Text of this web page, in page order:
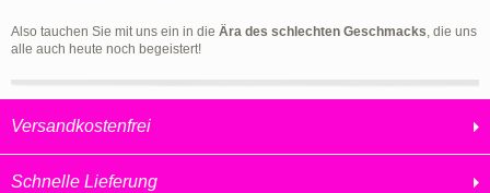
Versandkostenfrei
Schnelle Lieferung
Also tauchen Sie mit uns ein in die Ära des schlechten Geschmacks, die uns
alle auch heute noch begeistert!